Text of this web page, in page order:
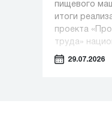
пищевого
итоги
проекта
труда»
29.07.2026